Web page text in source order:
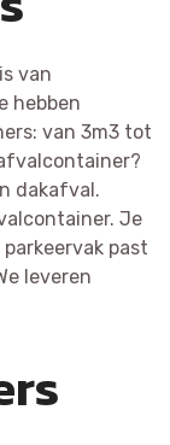
van
hebben
van 3m3 tot
dakafval.
Je
past
leveren